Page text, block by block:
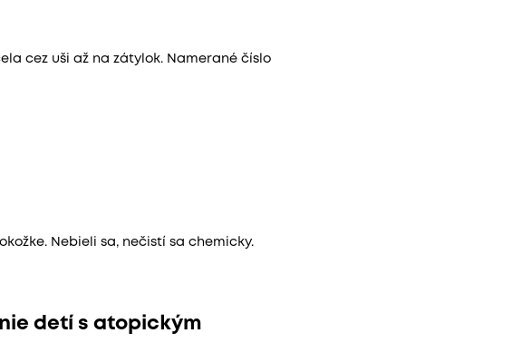
cez uši až na zátylok. Namerané číslo
Nebieli sa, nečistí sa chemicky.
detí s atopickým